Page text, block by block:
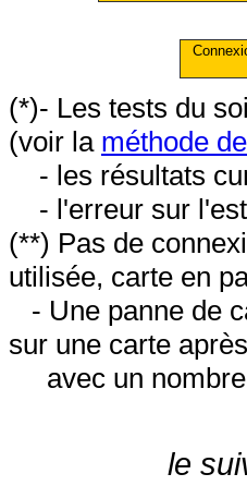
(*)- Les tests du
(voir la méthode
- les résultats
- l'erreur sur
(**) Pas de
utilisée, carte en
- Une panne de
sur une carte
avec un nombre
le